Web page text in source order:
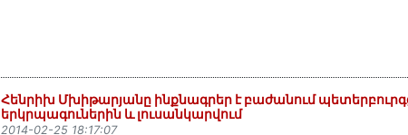
Հենրիխ Մխիթարյանը ինքնագրեր է բաժանում
երկրպագուներին և լուսանկարվում
2014-02-25 18:17:07